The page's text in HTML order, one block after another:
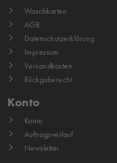
Waschkarten
AGB
Datenschutzerklärung
Impressum
Versandkosten
Rückgaberecht
Konto
Konto
Auftragsverlauf
Newsletter